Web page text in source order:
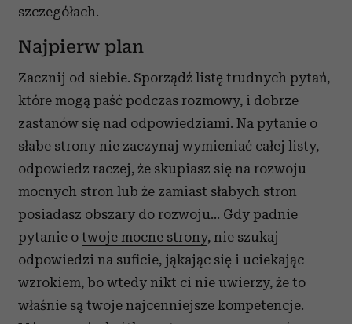
szczegółach.
Najpierw plan
Zacznij od siebie. Sporządź listę trudnych pytań,
które mogą paść podczas rozmowy, i dobrze
zastanów się nad odpowiedziami. Na pytanie o
słabe strony nie zaczynaj wymieniać całej listy,
odpowiedz raczej, że skupiasz się na rozwoju
mocnych stron lub że zamiast słabych stron
posiadasz obszary do rozwoju… Gdy padnie
pytanie o twoje mocne strony, nie szukaj
odpowiedzi na suficie, jąkając się i uciekając
wzrokiem, bo wtedy nikt ci nie uwierzy, że to
właśnie są twoje najcenniejsze kompetencje.